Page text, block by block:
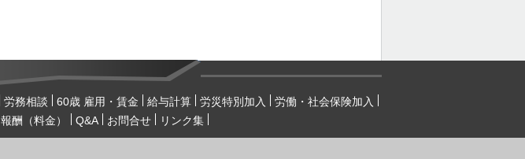
労務相談 60歳 雇用・賃金 給与計算 労災特別加入
労働・社会保険加入
報酬（料金） Q&A お問合せ リンク集